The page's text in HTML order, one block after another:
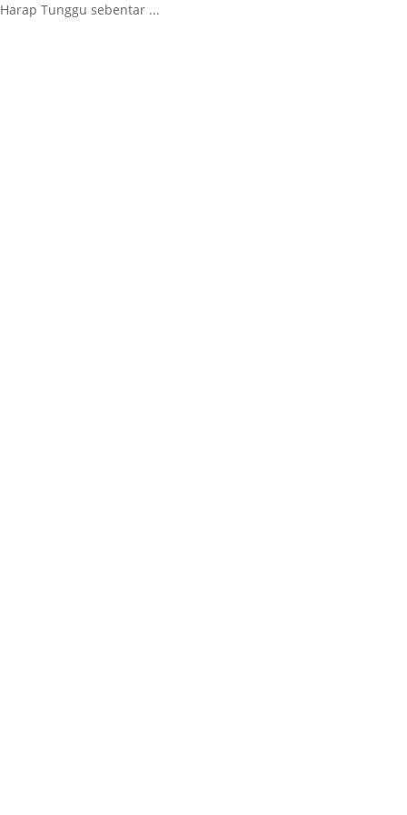
Harap Tunggu sebentar ...